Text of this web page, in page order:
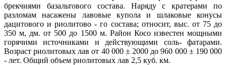
брекчиями базальтового состава. Наряду с кратерами по
разломам насажены лавовые купола и шлаковые конусы
дацитового и риолитово - го состава; относит, выс. от 75 до
350 м, дм. от 500 до 1500 м. Район Косо известен мощными
горячими источниками и действующими соль- фатарами.
Возраст риолитовых лав от 40 000 ± 2000 до 960 000 ± 190 000
- лет. Общий объем риолитовых лав 2,5 куб. км.